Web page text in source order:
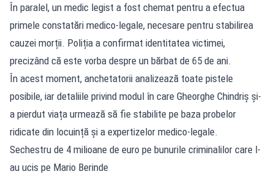
În paralel, un medic legist a fost chemat pentru a efectua
primele constatări medico-legale, necesare pentru stabilirea
cauzei morții. Poliția a confirmat identitatea victimei,
precizând că este vorba despre un bărbat de 65 de ani.
În acest moment, anchetatorii analizează toate pistele
posibile, iar detaliile privind modul în care Gheorghe Chindriș și-
a pierdut viața urmează să fie stabilite pe baza probelor
ridicate din locuință și a expertizelor medico-legale.
Sechestru de 4 milioane de euro pe bunurile criminalilor care l-
au ucis pe Mario Berinde